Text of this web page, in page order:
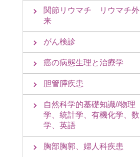
関節リウマチ リウマチ外
来
がん検診
癌の病態生理と治療学
胆管膵疾患
自然科学的基礎知識//物理
学、統計学、有機化学、数
学、英語
胸部胸郭、婦人科疾患